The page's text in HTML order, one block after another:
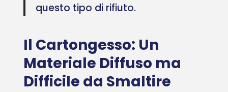
questo tipo di rifiuto.
Il Cartongesso: Un
Materiale Diffuso ma
Difficile da Smaltire